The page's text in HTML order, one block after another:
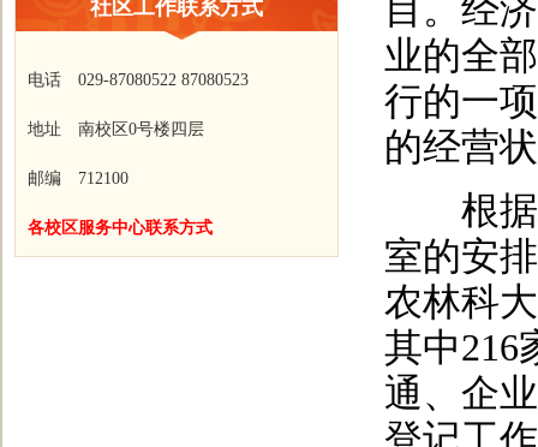
社区工作联系方式
电话 029-87080522 87080523
地址 南校区0号楼四层
邮编 712100
各校区服务中心联系方式
目。经
业的全
行的一
的经营
根据
室的安
农林科
其中216
通、企